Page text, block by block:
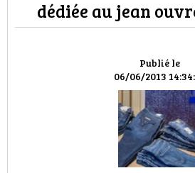
Publié le
06/06/2013
dédiée au jean